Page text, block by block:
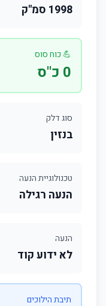
1998 סמ"ק
💪 כוח סוס
0 כ"ס
סוג דלק
בנזין
טכנולוגיית הנעה
הנעה רגילה
הנעה
לא ידוע קוד
תיבת הילוכים